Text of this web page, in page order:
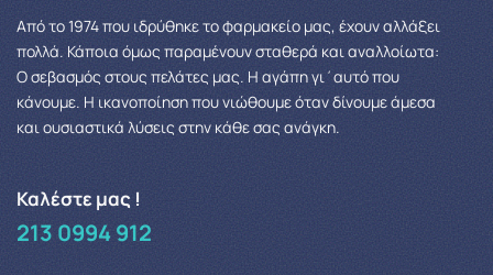
Από το 1974 που ιδρύθηκε το φαρμακείο μας, έχουν αλλάξει
πολλά. Κάποια όμως παραμένουν σταθερά και αναλλοίωτα:
Ο σεβασμός στους πελάτες μας. Η αγάπη γι΄αυτό που
κάνουμε. Η ικανοποίηση που νιώθουμε όταν δίνουμε άμεσα
και ουσιαστικά λύσεις στην κάθε σας ανάγκη.
Καλέστε μας !
213 0994 912